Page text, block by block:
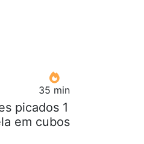
35 min
picados 1
em cubos